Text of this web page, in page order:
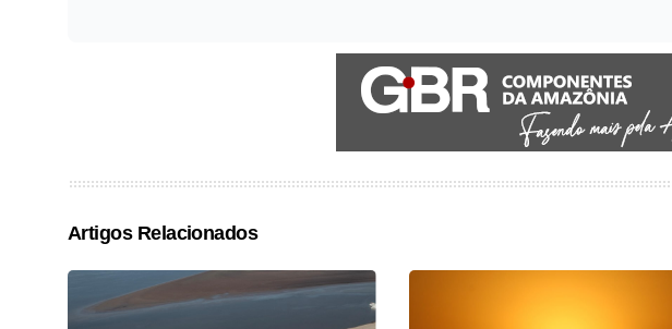
Artigos Relacionados